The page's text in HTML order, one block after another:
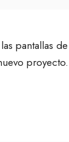
pantallas
proyecto.